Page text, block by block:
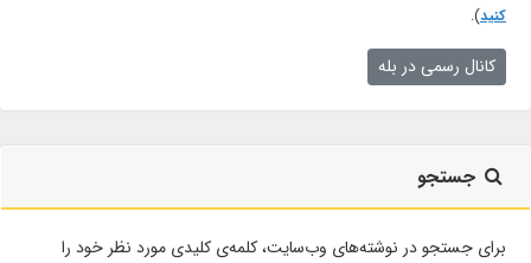
کنید).
کانال رسمی در بله
جستجو
برای جستجو در نوشته‌های وب‌سایت، کلمه‌ی کلیدی مورد نظر خود را